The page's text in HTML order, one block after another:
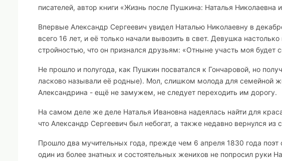
писателей, автор книги «Жизнь после Пушкина: Наталья Николаевна
Впервые Александр Сергеевич увидел Наталью Николаевну в
всего 16 лет, и её только начали вывозить в свет. Девушка
стройностью, что он признался друзьям: «Отныне участь моя будет
Не прошло и полугода, как Пушкин посватался к Гончаровой, но
ласково называли её родные). Мол, слишком молода для семейной
Александрина - ещё не замужем, не следует переходить им дорогу.
На самом деле же деле Наталья Ивановна надеялась найти для
что Александр Сергеевич был небогат, а также недавно вернулся из
Прошло два мучительных года, прежде чем 6 апреля 1830 года
один из более знатных и состоятельных женихов не попросил руки